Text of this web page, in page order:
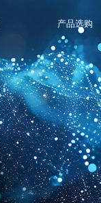
产品选购